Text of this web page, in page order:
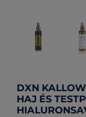
DXN
HAJ ÉS